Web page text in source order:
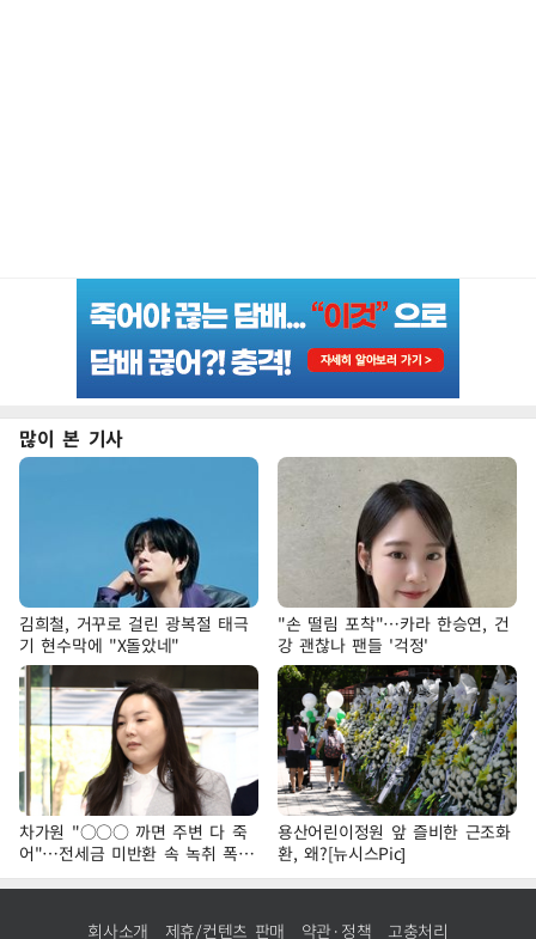
많이 본 기사
김희철, 거꾸로 걸린 광복절 태극
기 현수막에 "X돌았네"
"손 떨림 포착"…카라 한승연, 건
강 괜찮나 팬들 '걱정'
차가원 "○○○ 까면 주변 다 죽
어"…전세금 미반환 속 녹취 폭로
파장
용산어린이정원 앞 즐비한 근조화
환, 왜?[뉴시스Pic]
회사소개 제휴/컨텐츠 판매 약관·정책 고충처리